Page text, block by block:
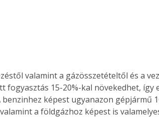
fogyasztás 15-20%-kal növekedhet, így
képest ugyanazon gépjármű
a földgázhoz képest is